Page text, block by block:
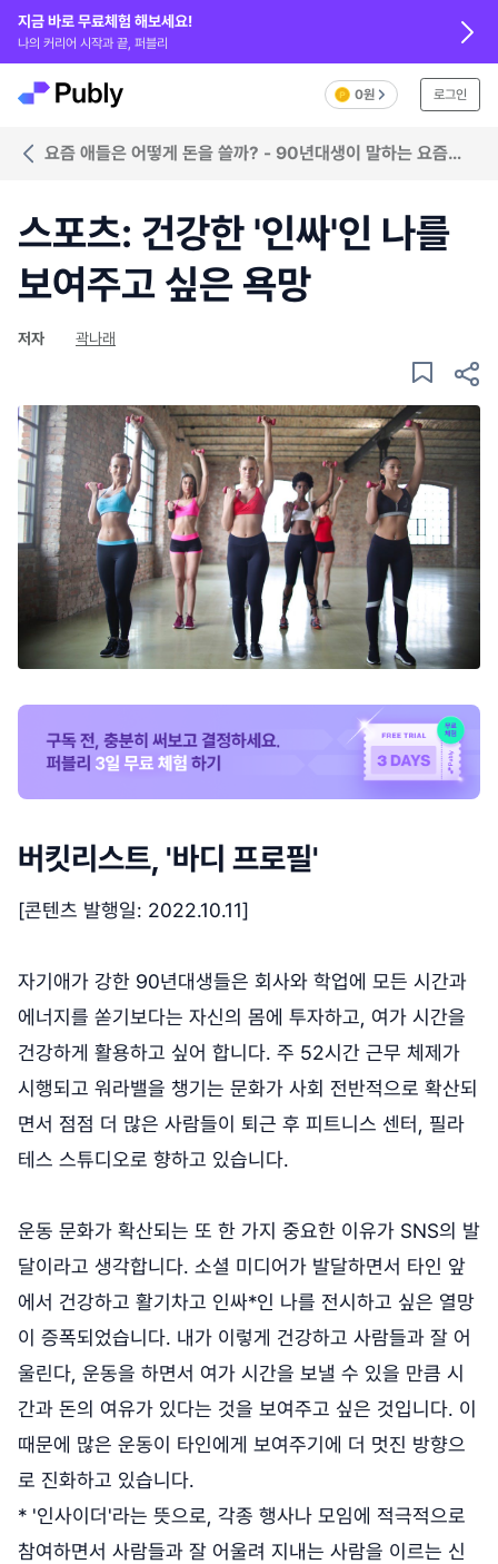
지금 바로 무료체험 해보세요!
나의 커리어 시작과 끝, 퍼블리
0원 로그인
요즘 애들은 어떻게 돈을 쓸까? - 90년대생이 말하는 요즘
스포츠: 건강한 '인싸'인 나를
보여주고 싶은 욕망
저자 곽나래
버킷리스트, '바디 프로필'
[콘텐츠 발행일: 2022.10.11]
자기애가 강한 90년대생들은 회사와 학업에 모든 시간과
에너지를 쏟기보다는 자신의 몸에 투자하고, 여가 시간을
건강하게 활용하고 싶어 합니다. 주 52시간 근무 체제가
시행되고 워라밸을 챙기는 문화가 사회 전반적으로 확산되
면서 점점 더 많은 사람들이 퇴근 후 피트니스 센터, 필라
테스 스튜디오로 향하고 있습니다.
운동 문화가 확산되는 또 한 가지 중요한 이유가 SNS의 발
달이라고 생각합니다. 소셜 미디어가 발달하면서 타인 앞
에서 건강하고 활기차고 인싸*인 나를 전시하고 싶은 열망
이 증폭되었습니다. 내가 이렇게 건강하고 사람들과 잘 어
울린다, 운동을 하면서 여가 시간을 보낼 수 있을 만큼 시
간과 돈의 여유가 있다는 것을 보여주고 싶은 것입니다. 이
때문에 많은 운동이 타인에게 보여주기에 더 멋진 방향으
로 진화하고 있습니다.
* '인사이더'라는 뜻으로, 각종 행사나 모임에 적극적으로
참여하면서 사람들과 잘 어울려 지내는 사람을 이르는 신